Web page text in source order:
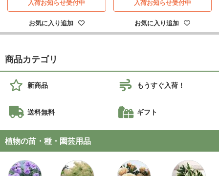
お気に入り追加
入荷お知らせ受付中
お気に入り追加
入荷お知らせ受付中
商品カテゴリ
新商品 もうすぐ入荷！
送料無料 ギフト
植物の苗・種・園芸用品